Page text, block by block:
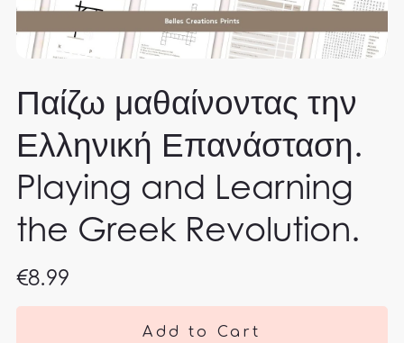
Παίζω μαθαίνοντας την
Ελληνική Επανάσταση.
Playing and Learning
the Greek Revolution.
€8.99
Add to Cart